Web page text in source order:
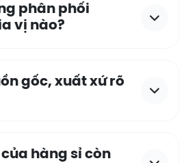
phân phối
vị nào?
gốc, xuất xứ rõ
hàng sỉ còn